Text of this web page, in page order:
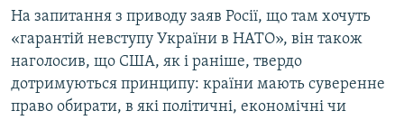
На запитання з приводу заяв Росії, що там хочуть
«гарантій невступу України в НАТО», він також
наголосив, що США, як і раніше, твердо
дотримуються принципу: країни мають суверенне
право обирати, в які політичні, економічні чи